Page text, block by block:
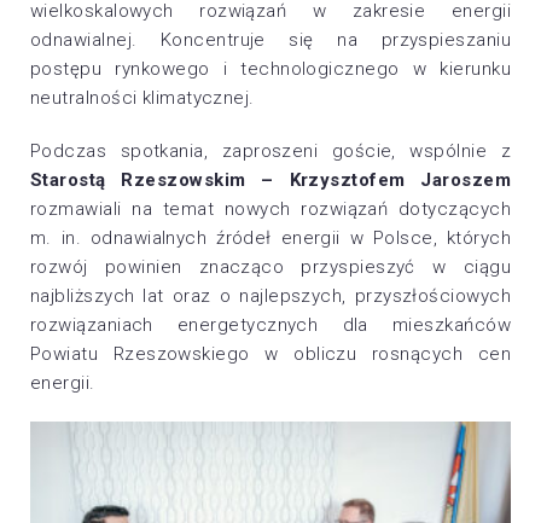
wielkoskalowych rozwiązań w zakresie energii
odnawialnej. Koncentruje się na przyspieszaniu
postępu rynkowego i technologicznego w kierunku
neutralności klimatycznej.
Podczas spotkania, zaproszeni goście, wspólnie z
Starostą Rzeszowskim – Krzysztofem Jaroszem
rozmawiali na temat nowych rozwiązań dotyczących
m. in. odnawialnych źródeł energii w Polsce, których
rozwój powinien znacząco przyspieszyć w ciągu
najbliższych lat oraz o najlepszych, przyszłościowych
rozwiązaniach energetycznych dla mieszkańców
Powiatu Rzeszowskiego w obliczu rosnących cen
energii.